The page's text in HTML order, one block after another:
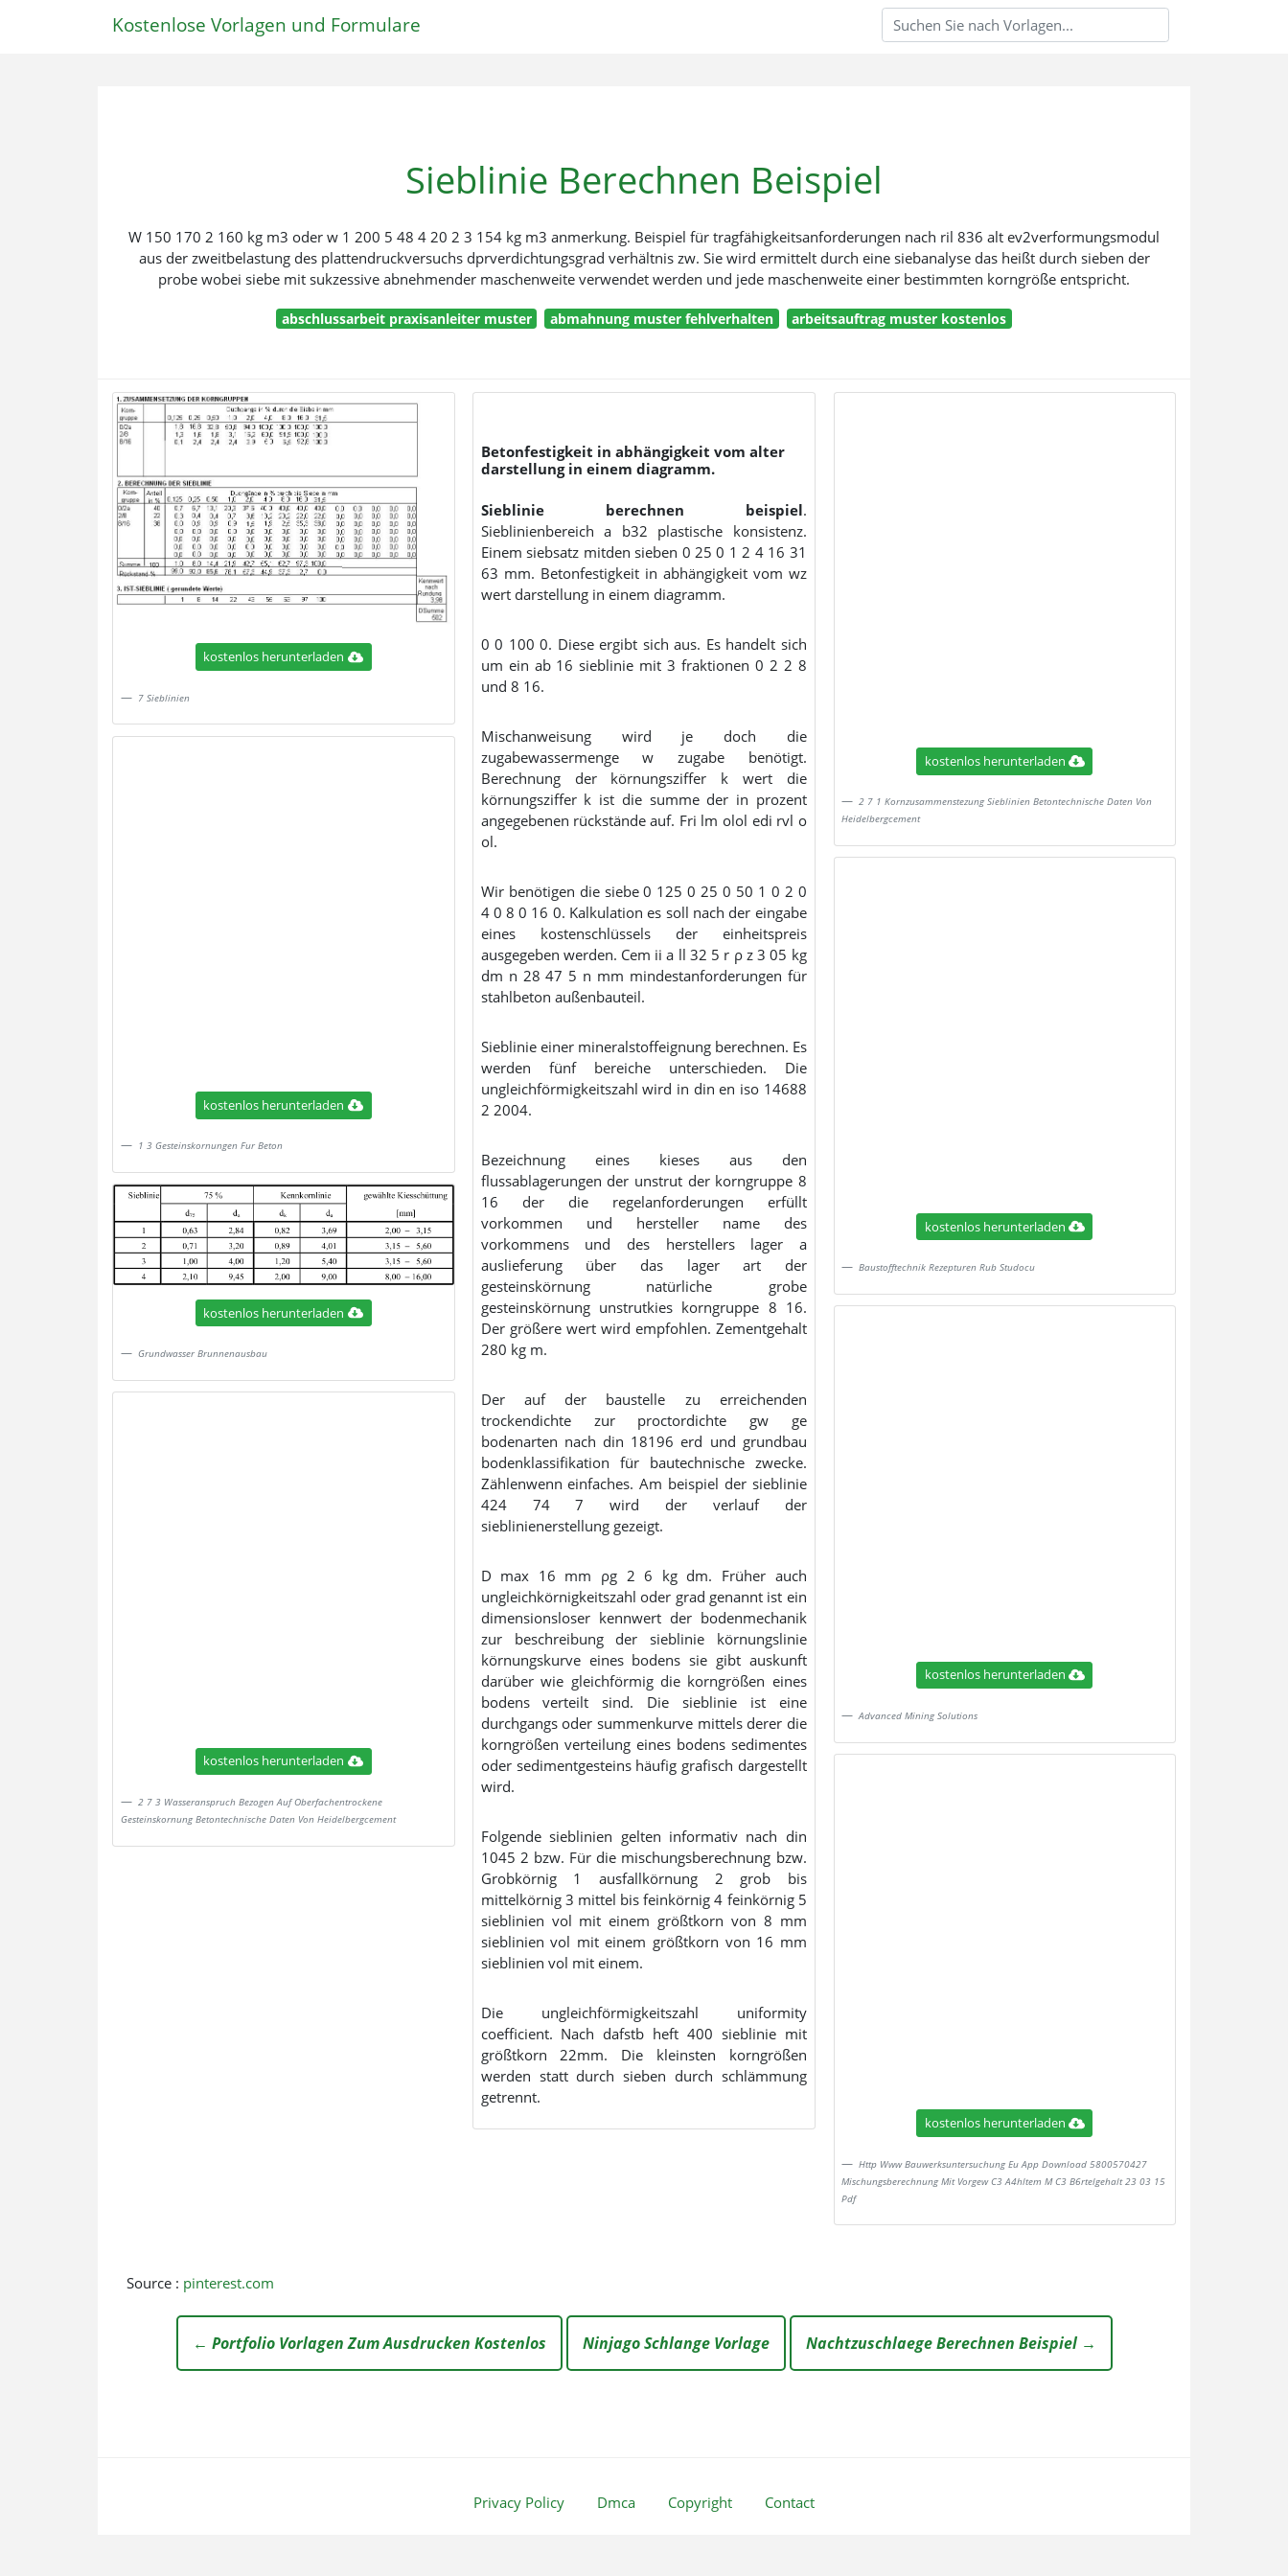
Kostenlose Vorlagen und Formulare
Sieblinie Berechnen Beispiel
W 150 170 2 160 kg m3 oder w 1 200 5 48 4 20 2 3 154 kg m3 anmerkung. Beispiel für tragfähigkeitsanforderungen nach ril 836 alt ev2verformungsmodul
aus der zweitbelastung des plattendruckversuchs dprverdichtungsgrad verhältnis zw. Sie wird ermittelt durch eine siebanalyse das heißt durch sieben der
probe wobei siebe mit sukzessive abnehmender maschenweite verwendet werden und jede maschenweite einer bestimmten korngröße entspricht.
abschlussarbeit praxisanleiter muster abmahnung muster fehlverhalten arbeitsauftrag muster kostenlos
kostenlos herunterladen
7 Sieblinien
kostenlos herunterladen
1 3 Gesteinskornungen Fur Beton
kostenlos herunterladen
Grundwasser Brunnenausbau
kostenlos herunterladen
2 7 3 Wasseranspruch Bezogen Auf Oberfachentrockene
Gesteinskornung Betontechnische Daten Von Heidelbergcement
Betonfestigkeit in abhängigkeit vom alter
darstellung in einem diagramm.
Sieblinie berechnen beispiel.
Sieblinienbereich a b32 plastische konsistenz.
Einem siebsatz mitden sieben 0 25 0 1 2 4 16 31
63 mm. Betonfestigkeit in abhängigkeit vom wz
wert darstellung in einem diagramm.
0 0 100 0. Diese ergibt sich aus. Es handelt sich
um ein ab 16 sieblinie mit 3 fraktionen 0 2 2 8
und 8 16.
Mischanweisung wird je doch die
zugabewassermenge w zugabe benötigt.
Berechnung der körnungsziffer k wert die
körnungsziffer k ist die summe der in prozent
angegebenen rückstände auf. Fri lm olol edi rvl o
ol.
Wir benötigen die siebe 0 125 0 25 0 50 1 0 2 0
4 0 8 0 16 0. Kalkulation es soll nach der eingabe
eines kostenschlüssels der einheitspreis
ausgegeben werden. Cem ii a ll 32 5 r ρ z 3 05 kg
dm n 28 47 5 n mm mindestanforderungen für
stahlbeton außenbauteil.
Sieblinie einer mineralstoffeignung berechnen. Es
werden fünf bereiche unterschieden. Die
ungleichförmigkeitszahl wird in din en iso 14688
2 2004.
Bezeichnung eines kieses aus den
flussablagerungen der unstrut der korngruppe 8
16 der die regelanforderungen erfüllt
vorkommen und hersteller name des
vorkommens und des herstellers lager a
auslieferung über das lager art der
gesteinskörnung natürliche grobe
gesteinskörnung unstrutkies korngruppe 8 16.
Der größere wert wird empfohlen. Zementgehalt
280 kg m.
Der auf der baustelle zu erreichenden
trockendichte zur proctordichte gw ge
bodenarten nach din 18196 erd und grundbau
bodenklassifikation für bautechnische zwecke.
Zählenwenn einfaches. Am beispiel der sieblinie
424 74 7 wird der verlauf der
sieblinienerstellung gezeigt.
D max 16 mm ρg 2 6 kg dm. Früher auch
ungleichkörnigkeitszahl oder grad genannt ist ein
dimensionsloser kennwert der bodenmechanik
zur beschreibung der sieblinie körnungslinie
körnungskurve eines bodens sie gibt auskunft
darüber wie gleichförmig die korngrößen eines
bodens verteilt sind. Die sieblinie ist eine
durchgangs oder summenkurve mittels derer die
korngrößen verteilung eines bodens sedimentes
oder sedimentgesteins häufig grafisch dargestellt
wird.
Folgende sieblinien gelten informativ nach din
1045 2 bzw. Für die mischungsberechnung bzw.
Grobkörnig 1 ausfallkörnung 2 grob bis
mittelkörnig 3 mittel bis feinkörnig 4 feinkörnig 5
sieblinien vol mit einem größtkorn von 8 mm
sieblinien vol mit einem größtkorn von 16 mm
sieblinien vol mit einem.
Die ungleichförmigkeitszahl uniformity
coefficient. Nach dafstb heft 400 sieblinie mit
größtkorn 22mm. Die kleinsten korngrößen
werden statt durch sieben durch schlämmung
getrennt.
kostenlos herunterladen
2 7 1 Kornzusammenstezung Sieblinien Betontechnische Daten Von
Heidelbergcement
kostenlos herunterladen
Baustofftechnik Rezepturen Rub Studocu
kostenlos herunterladen
Advanced Mining Solutions
kostenlos herunterladen
Http Www Bauwerksuntersuchung Eu App Download 5800570427
Mischungsberechnung Mit Vorgew C3 A4hltem M C3 B6rtelgehalt 23 03 15
Pdf
Source : pinterest.com
← Portfolio Vorlagen Zum Ausdrucken Kostenlos Ninjago Schlange Vorlage Nachtzuschlaege Berechnen Beispiel →
Privacy Policy Dmca Copyright Contact